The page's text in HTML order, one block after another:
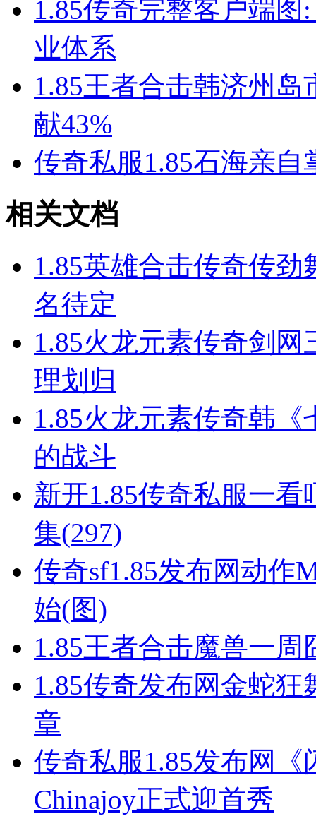
1.85传奇完整客户端
业体系
1.85王者合击韩济州
献43%
传奇私服1.85石海亲自
相关文档
1.85英雄合击传奇传
名待定
1.85火龙元素传奇剑
理划归
1.85火龙元素传奇韩
的战斗
新开1.85传奇私服一
集(297)
传奇sf1.85发布网动作
始(图)
1.85王者合击魔兽一
1.85传奇发布网金蛇狂
章
传奇私服1.85发布网《
Chinajoy正式迎首秀